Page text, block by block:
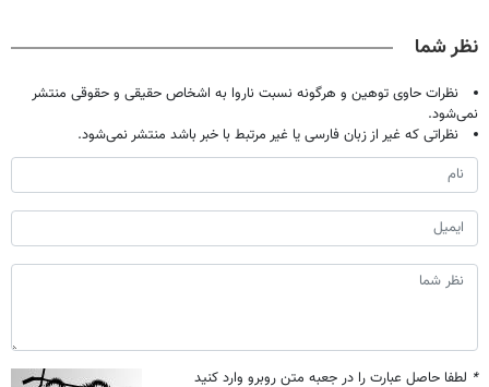
منزل
مجانیه
نظر شما
نظرات حاوی توهین و هرگونه نسبت ناروا به اشخاص حقیقی و حقوقی منتشر
نمی‌شود.
نظراتی که غیر از زبان فارسی یا غیر مرتبط با خبر باشد منتشر نمی‌شود.
* لطفا حاصل عبارت را در جعبه متن روبرو وارد کنید